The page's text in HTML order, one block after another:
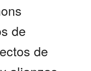
de
de